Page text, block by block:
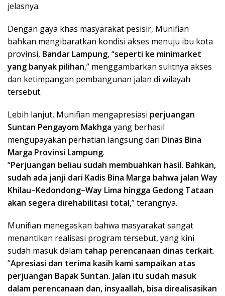
jelasnya.
Dengan gaya khas masyarakat pesisir, Munifian
bahkan mengibaratkan kondisi akses menuju ibu kota
provinsi, Bandar Lampung, “seperti ke minimarket
yang banyak pilihan,” menggambarkan sulitnya akses
dan ketimpangan pembangunan jalan di wilayah
tersebut.
Lebih lanjut, Munifian mengapresiasi perjuangan
Suntan Pengayom Makhga yang berhasil
mengupayakan perhatian langsung dari Dinas Bina
Marga Provinsi Lampung.
“Perjuangan beliau sudah membuahkan hasil. Bahkan,
sudah ada janji dari Kadis Bina Marga bahwa jalan Way
Khilau–Kedondong–Way Lima hingga Gedong Tataan
akan segera direhabilitasi total,” terangnya.
Munifian menegaskan bahwa masyarakat sangat
menantikan realisasi program tersebut, yang kini
sudah masuk dalam tahap perencanaan dinas terkait.
“Apresiasi dan terima kasih kami sampaikan atas
perjuangan Bapak Suntan. Jalan itu sudah masuk
dalam perencanaan dan, insyaallah, bisa direalisasikan